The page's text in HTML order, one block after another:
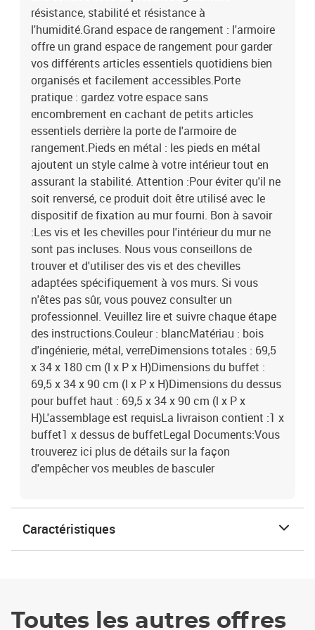
résistance, stabilité et résistance à
l'humidité.Grand espace de rangement : l'armoire
offre un grand espace de rangement pour garder
vos différents articles essentiels quotidiens bien
organisés et facilement accessibles.Porte
pratique : gardez votre espace sans
encombrement en cachant de petits articles
essentiels derrière la porte de l'armoire de
rangement.Pieds en métal : les pieds en métal
ajoutent un style calme à votre intérieur tout en
assurant la stabilité. Attention :Pour éviter qu'il ne
soit renversé, ce produit doit être utilisé avec le
dispositif de fixation au mur fourni. Bon à savoir
:Les vis et les chevilles pour l'intérieur du mur ne
sont pas incluses. Nous vous conseillons de
trouver et d'utiliser des vis et des chevilles
adaptées spécifiquement à vos murs. Si vous
n'êtes pas sûr, vous pouvez consulter un
professionnel. Veuillez lire et suivre chaque étape
des instructions.Couleur : blancMatériau : bois
d'ingénierie, métal, verreDimensions totales : 69,5
x 34 x 180 cm (l x P x H)Dimensions du buffet :
69,5 x 34 x 90 cm (l x P x H)Dimensions du dessus
pour buffet haut : 69,5 x 34 x 90 cm (l x P x
H)L'assemblage est requisLa livraison contient :1 x
buffet1 x dessus de buffetLegal Documents:Vous
trouverez ici plus de détails sur la façon
d'empêcher vos meubles de basculer
Caractéristiques
Toutes les autres offres